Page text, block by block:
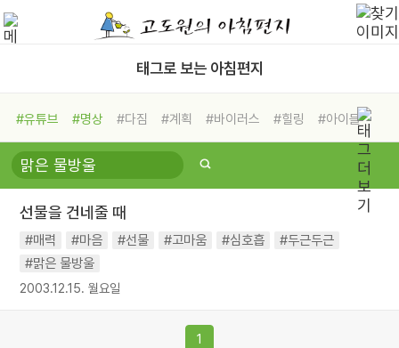
태그로 보는 아침편지
#유튜브 #명상 #다짐 #계획 #바이러스 #힐링
#아이들
#비전캠프
#독서캠프 #삶
#희망
#나눔 #친구 #링컨학교
#독서
#건강 #면역력
선물을 건네줄 때
#매력 #마음 #선물 #고마움 #심호흡
#두근두근
#맑은 물방울
2003.12.15. 월요일
1